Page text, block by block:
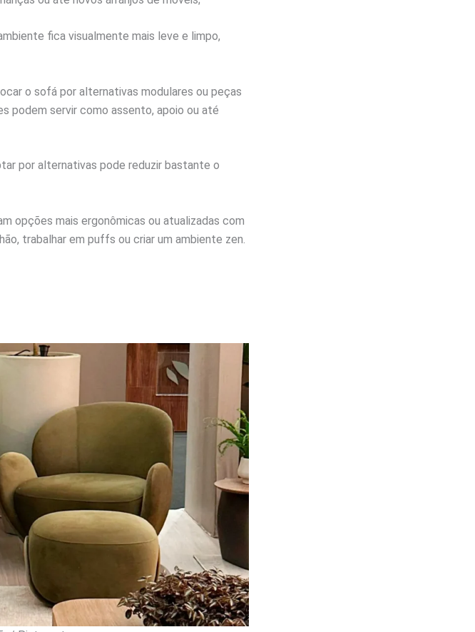
fica visualmente mais leve e limpo,
o sofá por alternativas modulares ou peças
podem servir como assento, apoio ou até
por alternativas pode reduzir bastante o
opções mais ergonômicas ou atualizadas com
trabalhar em puffs ou criar um ambiente zen.